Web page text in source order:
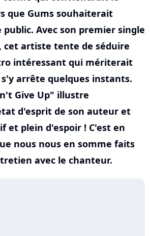
que Gums souhaiterait
Avec son premier single
cet artiste tente de séduire
intéressant qui mériterait
arrête quelques instants.
Give Up" illustre
d'esprit de son auteur et
et plein d'espoir ! C'est en
nous nous en somme faits
avec le chanteur.